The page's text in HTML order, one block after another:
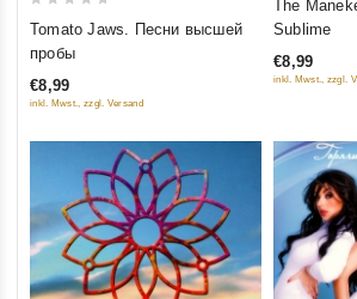
5
Tomato Jaws. Песни высшей
пробы
€8,99
inkl. Mwst., zzgl. Versand
5
The
Sublime
€8,99
inkl. Mwst., zzgl.